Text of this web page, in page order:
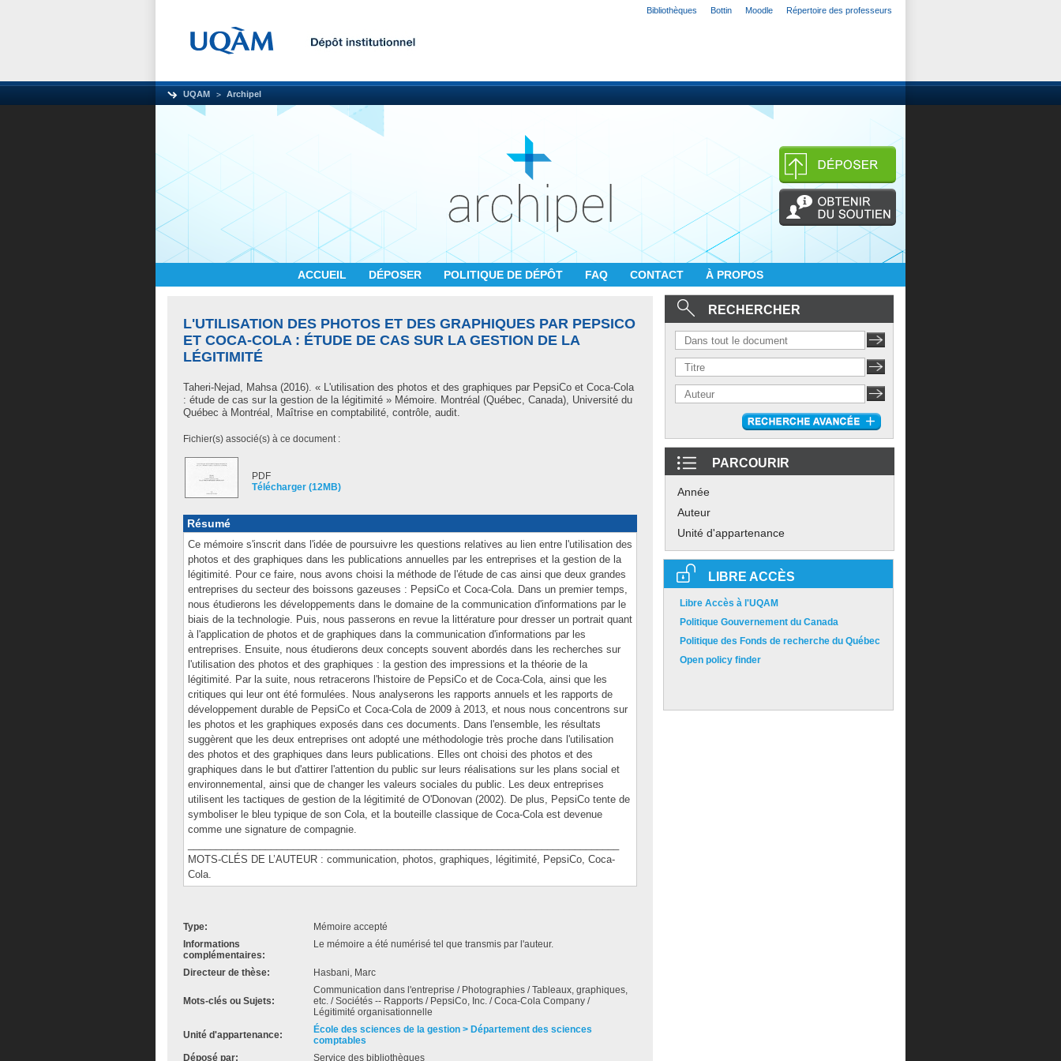
Bibliothèques Bottin Moodle Répertoire des professeurs
UQAM Archipel
ACCUEIL DÉPOSER POLITIQUE DE DÉPÔT FAQ CONTACT À PROPOS
L'UTILISATION DES PHOTOS ET DES GRAPHIQUES PAR PEPSICO
ET COCA-COLA : ÉTUDE DE CAS SUR LA GESTION DE LA
LÉGITIMITÉ
Taheri-Nejad, Mahsa(2016). « L'utilisation des photos et des graphiques par PepsiCo et Coca-Cola
: étude de cas sur la gestion de la légitimité » Mémoire. Montréal (Québec, Canada), Université du
Québec à Montréal, Maîtrise en comptabilité, contrôle, audit.
Fichier(s) associé(s) à ce document :
PDF
Télécharger (12MB)
Résumé
Ce mémoire s'inscrit dans l'idée de poursuivre les questions relatives au lien entre l'utilisation des
photos et des graphiques dans les publications annuelles par les entreprises et la gestion de la
légitimité. Pour ce faire, nous avons choisi la méthode de l'étude de cas ainsi que deux grandes
entreprises du secteur des boissons gazeuses : PepsiCo et Coca-Cola. Dans un premier temps,
nous étudierons les développements dans le domaine de la communication d'informations par le
biais de la technologie. Puis, nous passerons en revue la littérature pour dresser un portrait quant
à l'application de photos et de graphiques dans la communication d'informations par les
entreprises. Ensuite, nous étudierons deux concepts souvent abordés dans les recherches sur
l'utilisation des photos et des graphiques : la gestion des impressions et la théorie de la
légitimité. Par la suite, nous retracerons l'histoire de PepsiCo et de Coca-Cola, ainsi que les
critiques qui leur ont été formulées. Nous analyserons les rapports annuels et les rapports de
développement durable de PepsiCo et Coca-Cola de 2009 à 2013, et nous nous concentrons sur
les photos et les graphiques exposés dans ces documents. Dans l'ensemble, les résultats
suggèrent que les deux entreprises ont adopté une méthodologie très proche dans l'utilisation
des photos et des graphiques dans leurs publications. Elles ont choisi des photos et des
graphiques dans le but d'attirer l'attention du public sur leurs réalisations sur les plans social et
environnemental, ainsi que de changer les valeurs sociales du public. Les deux entreprises
utilisent les tactiques de gestion de la légitimité de O'Donovan (2002). De plus, PepsiCo tente de
symboliser le bleu typique de son Cola, et la bouteille classique de Coca-Cola est devenue
comme une signature de compagnie.
MOTS-CLÉS DE L’AUTEUR : communication, photos, graphiques, légitimité, PepsiCo, Coca-
Cola.
Type:
Mémoire accepté
Informations
complémentaires:
Le mémoire a été numérisé tel que transmis par l'auteur.
Directeur de thèse: Hasbani, Marc
Mots-clés ou Sujets:
Communication dans l'entreprise / Photographies / Tableaux, graphiques,
etc. / Sociétés -- Rapports / PepsiCo, Inc. / Coca-Cola Company /
Légitimité organisationnelle
Unité d'appartenance:
École des sciences de la gestion > Département des sciences
comptables
Déposé par:
Service des bibliothèques
RECHERCHER
PARCOURIR
Année
Auteur
Unité d'appartenance
LIBRE ACCÈS
Libre Accès à l'UQAM
Politique Gouvernement du Canada
Politique des Fonds de recherche du Québec
Open policy finder